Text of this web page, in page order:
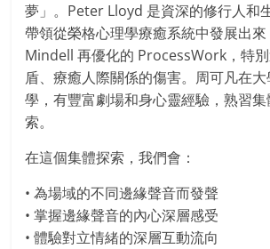
夢」。Peter Lloyd 是資深的修行人和
帶領從榮格心理學療癒系統中發展出
Mindell 再優化的 ProcessWork，特
盾、療癒人際關係的傷害。周可凡在
學，有豐富劇場和身心靈經驗，熟習
索。
在這個集體探索，我們會：
• 為場域的不同邊緣聲音而發聲
• 掌握邊緣聲音的內心深層感受
• 體驗對立情緒的深層互動流向